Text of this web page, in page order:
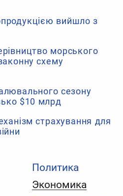
Политика
Экономика
вийшло з
морського
схему
сезону
$10 млрд
страхування для